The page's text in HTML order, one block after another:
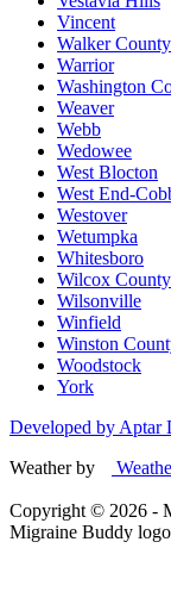
Vincent
Walker County
Warrior
Washington
Weaver
Webb
Wedowee
West Blocton
West End-
Westover
Wetumpka
Whitesboro
Wilcox County
Wilsonville
Winfield
Winston
Woodstock
York
Developed by Aptar
Weather by
Copyright © 2026 -
Migraine Buddy